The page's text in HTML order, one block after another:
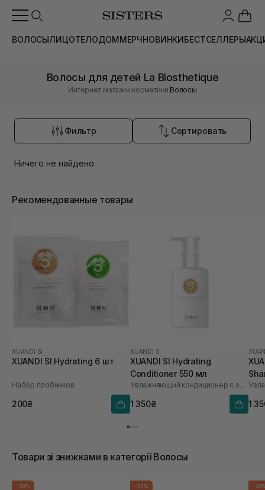
ВОЛОСЫЛИЦОТЕЛОДОММЕРЧНОВИНКИБЕСТСЕЛЛЕРЫ
Волосы для детей La Biosthetique
Интернет магазин косметики |Волосы
Фильтр Сортировать
Ничего не найдено.
Рекомендованные товары
XUANDI SI
XUANDI SI Hydrating 6 шт
Набор пробников
200₴
XUANDI SI
XUANDI SI Hydrating
Conditioner 550 мл
Увлажняющий кондиционер с экстрактом зерна
1 350₴ 1
Товари зі знижками в категорії Волосы
-20% -20% -